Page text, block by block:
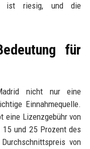
ist riesig, und die
für
nicht nur eine
Einnahmequelle.
eine Lizenzgebühr von
und 25 Prozent des
von